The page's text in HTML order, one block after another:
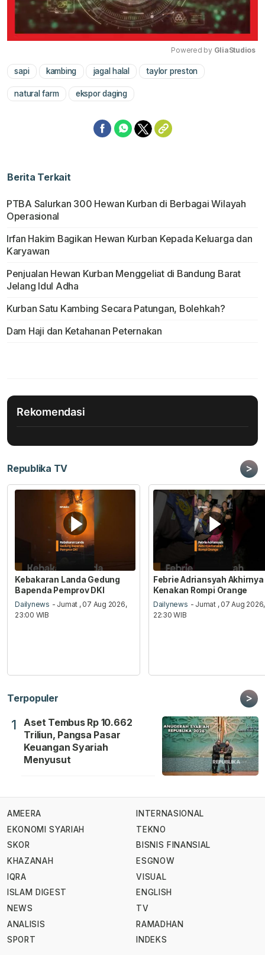
Powered by GliaStudios
sapi kambing jagal halal taylor preston
natural farm ekspor daging
Berita Terkait
PTBA Salurkan 300 Hewan Kurban di Berbagai Wilayah
Operasional
Irfan Hakim Bagikan Hewan Kurban Kepada Keluarga dan
Karyawan
Penjualan Hewan Kurban Menggeliat di Bandung Barat
Jelang Idul Adha
Kurban Satu Kambing Secara Patungan, Bolehkah?
Dam Haji dan Ketahanan Peternakan
Rekomendasi
Republika TV >
Kebakaran Landa Gedung
Bapenda Pemprov DKI
Dailynews - Jumat , 07 Aug 2026,
23:00 WIB
Febrie Adriansyah Akhirnya
Kenakan Rompi Orange
Dailynews - Jumat , 07 Aug 2026,
22:30 WIB
Terpopuler >
1
Aset Tembus Rp 10.662
Triliun, Pangsa Pasar
Keuangan Syariah
Menyusut
AMEERA
EKONOMI SYARIAH
SKOR
KHAZANAH
IQRA
ISLAM DIGEST
NEWS
ANALISIS
SPORT
INTERNASIONAL
TEKNO
BISNIS FINANSIAL
ESGNOW
VISUAL
ENGLISH
TV
RAMADHAN
INDEKS